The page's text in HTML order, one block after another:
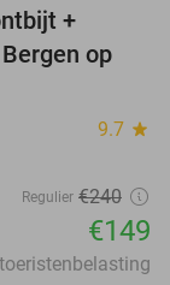
+
op
9.7 star
Regulier €240
€149